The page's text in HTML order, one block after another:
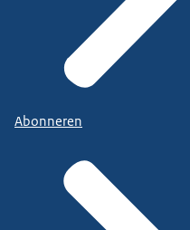
Abonneren